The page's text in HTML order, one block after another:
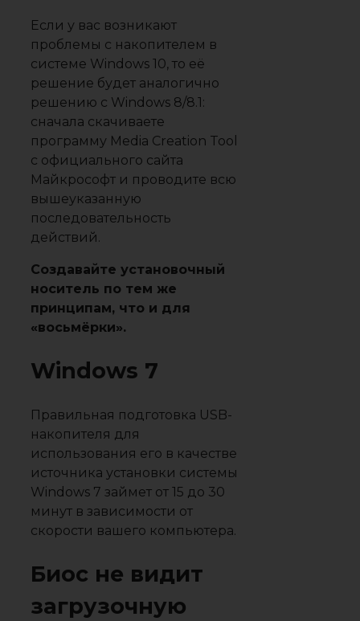
Если у вас возникают
проблемы с накопителем в
системе Windows 10, то её
решение будет аналогично
решению с Windows 8/8.1:
сначала скачиваете
программу Media Creation Tool
с официального сайта
Майкрософт и проводите всю
вышеуказанную
последовательность
действий.
Создавайте установочный
носитель по тем же
принципам, что и для
«восьмёрки».
Windows 7
Правильная подготовка USB-
накопителя для
использования его в качестве
источника установки системы
Windows 7 займет от 15 до 30
минут в зависимости от
скорости вашего компьютера.
Биос не видит
загрузочную